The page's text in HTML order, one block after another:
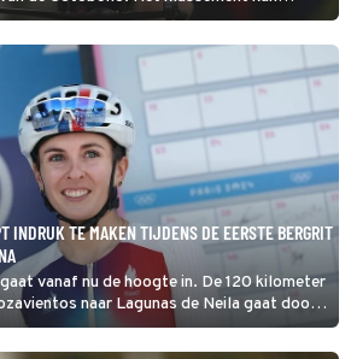
de schop gaan. Vorig jaar won Demi
INDRUK TE MAKEN TIJDENS DE EERSTE BERGRIT
vanaf nu de hoogte in. De 120 kilometer
naar Lagunas de Neila gaat door
eindigt op 1850 meter hoogte, met een klim
Neila.